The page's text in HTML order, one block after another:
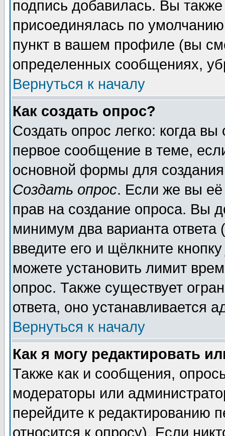
подпись добавилась. Вы
присоединялась по
пункт в вашем профиле (вы
определенных сообщениях,
Вернуться к началу
Как создать опрос?
Создать опрос легко: когда
первое сообщение в теме,
основной формы для
Создать опрос. Если же вы её
прав на создание опроса. Вы
минимум два варианта ответа
введите его и щёлкните
можете установить лимит
опрос. Также существует
ответа, оно устанавливается
Вернуться к началу
Как я могу редактировать
Также как и сообщения,
модераторы или
перейдите к редактированию
относится к опросу). Если